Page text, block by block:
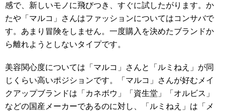
感で、新しいモノに飛びつき、すぐに試したがります。か
たや「マルコ」さんはファッションについてはコンサバで
す。あまり冒険をしません。一度購入を決めたブランドか
ら離れようとしないタイプです。
美容関心度については「マルコ」さんと「ルミねえ」が同
じくらい高いポジションです。「マルコ」さんが好むメイ
クアップブランドは「カネボウ」「資生堂」「オルビス」
などの国産メーカーであるのに対し、「ルミねえ」は「メ